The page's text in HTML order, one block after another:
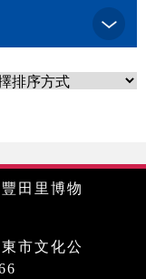
田里博物
市文化公